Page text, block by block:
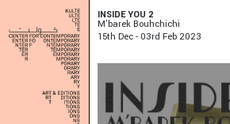
INSIDE YOU 2
M’barek Bouhchichi
15Th Dec - 03Rd Feb 2023